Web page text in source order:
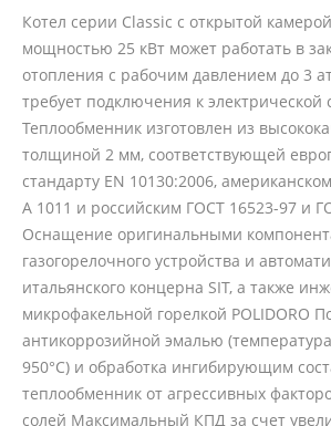
Котел серии Classic с открытой
мощностью 25 кВт может работать в
отопления с рабочим давлением до 3
требует подключения к электрической
Теплообменник изготовлен из
толщиной 2 мм, соответствующей
стандарту EN 10130:2006,
A 1011 и российским ГОСТ 16523-97 и
Оснащение оригинальными
газогорелочного устройства и
итальянского концерна SIT, а также
микрофакельной горелкой POLIDORO
антикоррозийной эмалью
950°С) и обработка ингибирующим
теплообменник от агрессивных
солей Максимальный КПД за счет